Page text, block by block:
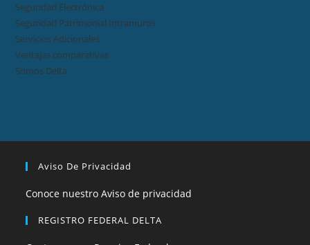
Seguridad Electrónica
Seguridad Patrimonial Intramuros
Servicios Adicionales
Ventajas comparativas
Somos Delta
Aviso De Privacidad
Conoce nuestro Aviso de privacidad
REGISTRO FEDERAL DELTA